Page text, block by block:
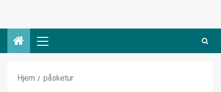
Hjem påsketur